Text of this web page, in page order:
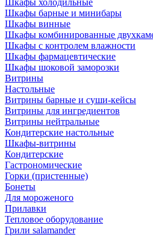
Шкафы холодильные
Шкафы барные и минибары
Шкафы винные
Шкафы комбинированные
Шкафы с контролем влажности
Шкафы фармацевтические
Шкафы шоковой заморозки
Витрины
Настольные
Витрины барные и суши-кейсы
Витрины для ингредиентов
Витрины нейтральные
Кондитерские настольные
Шкафы-витрины
Кондитерские
Гастрономические
Горки (пристенные)
Бонеты
Для мороженого
Прилавки
Тепловое оборудование
Грили salamander